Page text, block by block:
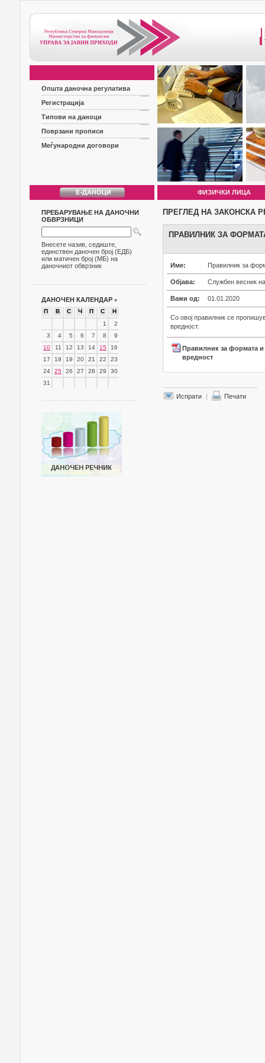
Општа даночна регулатива
Регистрација
Типови на даноци
Поврзани прописи
Меѓународни договори
ФИЗИЧКИ ЛИЦА
ПРЕБАРУВАЊЕ НА ДАНОЧНИ
ОБВРЗНИЦИ
Внесете назив, седиште,
единствен даночен број (ЕДБ)
или матичен број (МБ) на
даночниот обврзник
ДАНОЧЕН КАЛЕНДАР »
П В С Ч П С
Н
1
2
3
4 5 6 7 8
9
10
11 12 13 14 15
16
17
18 19 20 21 22
23
24
25 26 27 28 29
30
31
ПРЕГЛЕД НА ЗАКОНСКА
ПРАВИЛНИК ЗА
Име: Правилник за
Објава: Службен весник
Важи од: 01.01.2020
Со овој правилник се
вредност.
Правилник за формата и
вредност
Испрати | Печати